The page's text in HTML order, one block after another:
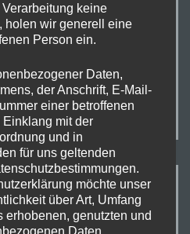
sehr gut.
WEITERLESEN
keine
holen wir generell eine
Person ein.
Daten,
der Anschrift, E-Mail-
einer betroffenen
Einklang mit der
und in
für uns geltenden
möchte unser
über Art, Umfang
erhobenen, genutzten und
Daten